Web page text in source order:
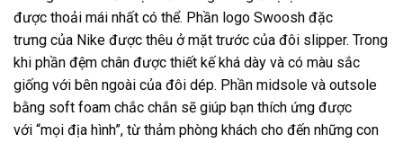
được thoải mái nhất có thể. Phần logo Swoosh đặc
trưng của Nike được thêu ở mặt trước của đôi slipper. Trong
khi phần đệm chân được thiết kế khá dày và có màu sắc
giống với bên ngoài của đôi dép. Phần midsole và outsole
bằng soft foam chắc chắn sẽ giúp bạn thích ứng được
với “mọi địa hình”, từ thảm phòng khách cho đến những con